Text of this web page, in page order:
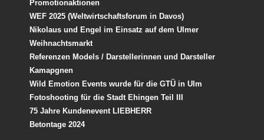
Promotionaktionen
WEF 2025 (Weltwirtschaftsforum in Davos)
Nikolaus und Engel im Einsatz auf dem Ulmer
Weihnachtsmarkt
Referenzen Models / Darstellerinnen und Darsteller
Kamapgnen
Wild Emotion Events wurde für die GTÜ in Ulm
Fotoshooting für die Stadt Ehingen Teil III
75 Jahre Kundenevent LIEBHERR
Betontage 2024